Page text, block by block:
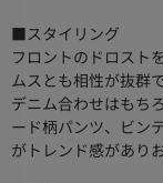
■スタイリング
フロントのドロスト
ムスとも相性が抜群で
デニム合わせはもち
ード柄パンツ、ビン
がトレンド感があり